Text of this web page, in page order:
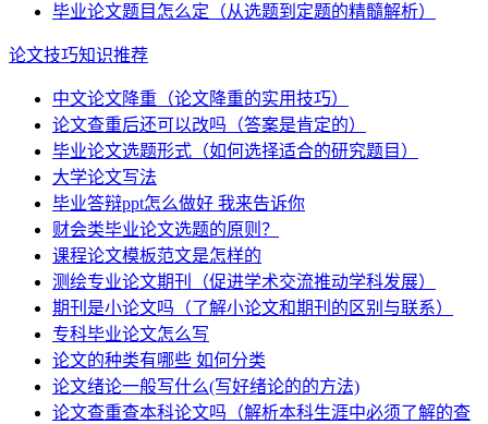
毕业论文题目怎么定（从选题到定题的精髓解析）
论文技巧知识推荐
中文论文降重（论文降重的实用技巧）
论文查重后还可以改吗（答案是肯定的）
毕业论文选题形式（如何选择适合的研究题目）
大学论文写法
毕业答辩ppt怎么做好 我来告诉你
财会类毕业论文选题的原则？
课程论文模板范文是怎样的
测绘专业论文期刊（促进学术交流推动学科发展）
期刊是小论文吗（了解小论文和期刊的区别与联系）
专科毕业论文怎么写
论文的种类有哪些 如何分类
论文绪论一般写什么(写好绪论的的方法)
论文查重查本科论文吗（解析本科生涯中必须了解的查